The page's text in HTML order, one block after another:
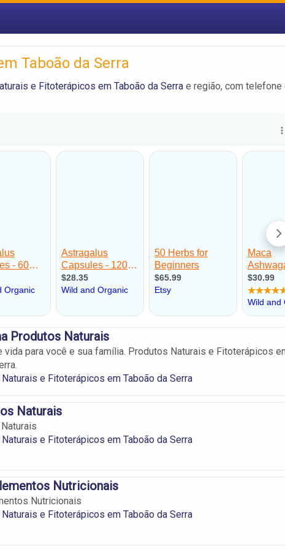
Taboão da Serra
e Fitoterápicos em Taboão da Serra e região, com telefone
Produtos Naturais
vida para você e sua família. Produtos Naturais e Fitoterápicos
e Fitoterápicos em Taboão da Serra
Naturais
e Fitoterápicos em Taboão da Serra
Nutricionais
Nutricionais
e Fitoterápicos em Taboão da Serra